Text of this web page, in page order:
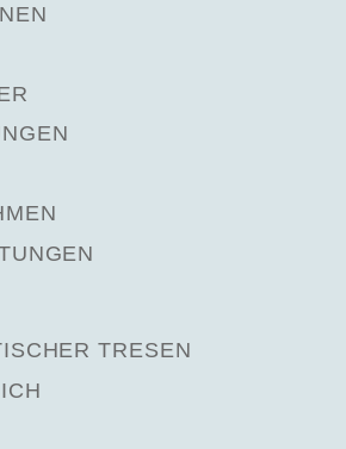
TRESEN